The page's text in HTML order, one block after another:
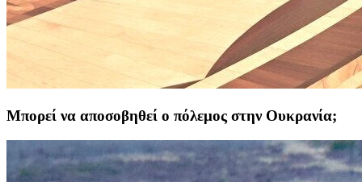
Μπορεί να αποσοβηθεί ο πόλεμος στην Ουκρανία;